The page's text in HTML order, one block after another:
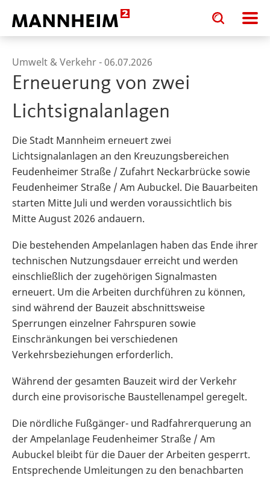
Toggle
search
input
Toggle
search
input
Umwelt & Verkehr -06.07.2026
Erneuerung von zwei
Lichtsignalanlagen
Die Stadt Mannheim erneuert zwei
Lichtsignalanlagen an den Kreuzungsbereichen
Feudenheimer Straße / Zufahrt Neckarbrücke sowie
Feudenheimer Straße / Am Aubuckel. Die Bauarbeiten
starten Mitte Juli und werden voraussichtlich bis
Mitte August 2026 andauern.
Die bestehenden Ampelanlagen haben das Ende ihrer
technischen Nutzungsdauer erreicht und werden
einschließlich der zugehörigen Signalmasten
erneuert. Um die Arbeiten durchführen zu können,
sind während der Bauzeit abschnittsweise
Sperrungen einzelner Fahrspuren sowie
Einschränkungen bei verschiedenen
Verkehrsbeziehungen erforderlich.
Während der gesamten Bauzeit wird der Verkehr
durch eine provisorische Baustellenampel geregelt.
Die nördliche Fußgänger- und Radfahrerquerung an
der Ampelanlage Feudenheimer Straße / Am
Aubuckel bleibt für die Dauer der Arbeiten gesperrt.
Entsprechende Umleitungen zu den benachbarten